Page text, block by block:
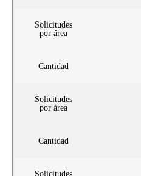
Solicitudes
por área
Cantidad
Solicitudes
por área
Cantidad
Solicitudes